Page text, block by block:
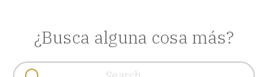
¿Busca alguna cosa más?
Buscar: